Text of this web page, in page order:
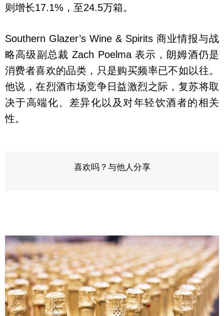
则增长17.1%，至24.5万箱。
Southern Glazer’s Wine & Spirits 商业情报与战
略高级副总裁 Zach Poelma 表示，朗姆酒仍是
消费者喜欢的品类，只是购买频率已不如以往。
他说，在烈酒市场竞争日益激烈之际，复苏将取
决于高端化、差异化以及对年轻饮酒者的相关
性。
喜欢吗？与他人分享